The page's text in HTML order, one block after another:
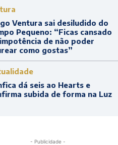
Ventura sai desiludido do
Pequeno: “Ficas cansado
de não poder
como gostas”
dá seis ao Hearts e
subida de forma na Luz
- Publicidade -